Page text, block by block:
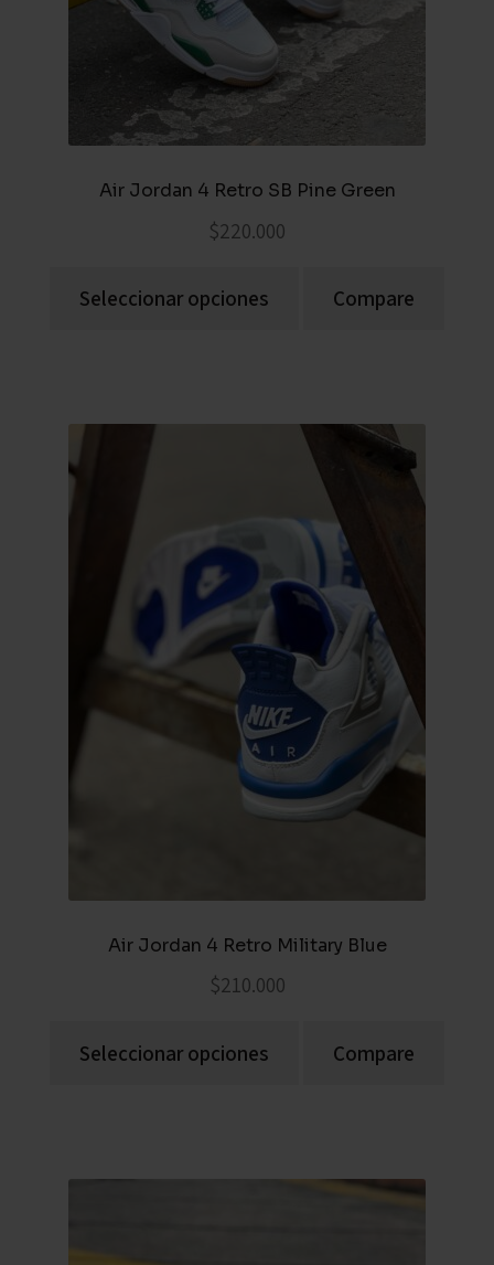
Air Jordan 4 Retro SB Pine Green
$220.000
Seleccionar opciones Compare
Air Jordan 4 Retro Military Blue
$210.000
Seleccionar opciones Compare